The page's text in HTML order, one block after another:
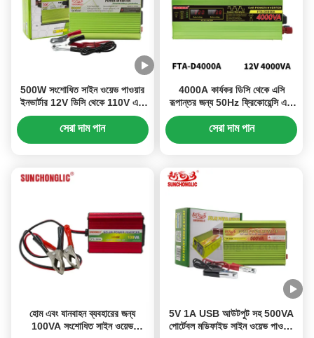
500W সংশোধিত সাইন ওয়েভ পাওয়ার
ইনভার্টার 12V ডিসি থেকে 110V এসি
অন্তর্নির্মিত ইউএসবি চার্জিং সহ
সেরা দাম পান
4000A কার্যকর ডিসি থেকে এসি
রূপান্তর জন্য 50Hz ফ্রিকোয়েন্সি এবং
ইউএসবি আউটপুট সহ সংশোধিত সাইন
ওয়েভ পাওয়ার ইনভার্টার
সেরা দাম পান
হোম এবং যানবাহন ব্যবহারের জন্য
100VA সংশোধিত সাইন ওয়েভ
5V 1A USB আউটপুট সহ 500VA
পোর্টেবল মডিফাইড সাইন ওয়েভ পাওয়ার